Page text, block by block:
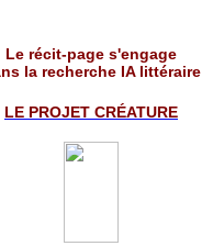
Le récit-page s'engage
la recherche IA littéraire
LE PROJET CRÉATURE